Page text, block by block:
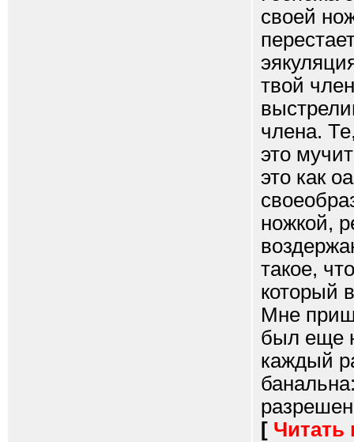
своей
твой
члена.
это
это как
ножкой,
такое,
который
Мне
был еще
каждый
[ Читать